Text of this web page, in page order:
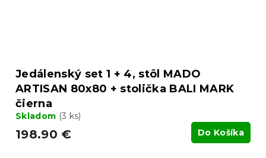
Jedálenský set 1 + 4, stôl MADO
ARTISAN 80x80 + stolička BALI MARK
čierna
Skladom (3 ks)
198.90 € Do Košíka